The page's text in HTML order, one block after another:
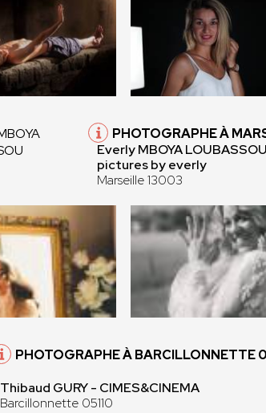
PHOTOGRAPHE À
Everly MBOYA
pictures by everly
Marseille 13003
PHOTOGRAPHE À BARCILLONNETTE
Thibaud GURY - CIMES&CINEMA
Barcillonnette 05110